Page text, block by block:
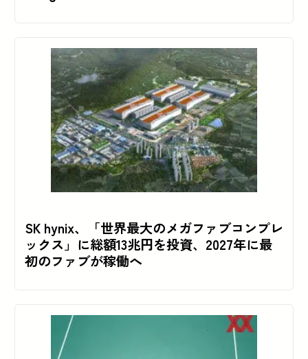
SK hynix、「世界最大のメガファブコンプレ
ックス」に総額13兆円を投資、2027年に最
初のファブが稼働へ